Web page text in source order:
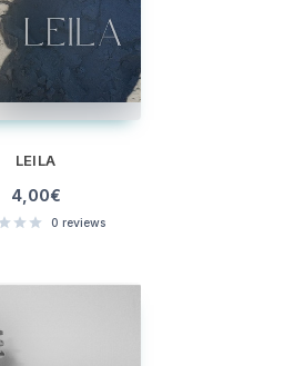
LEILA
4,00€
0 reviews